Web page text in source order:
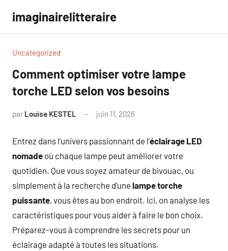
contenu
imaginairelitteraire
Uncategorized
Comment optimiser votre lampe
torche LED selon vos besoins
par Louise KESTEL juin 11, 2026
Entrez dans l’univers passionnant de l’éclairage LED
nomade où chaque lampe peut améliorer votre
quotidien. Que vous soyez amateur de bivouac, ou
simplement à la recherche d’une lampe torche
puissante, vous êtes au bon endroit. Ici, on analyse les
caractéristiques pour vous aider à faire le bon choix.
Préparez-vous à comprendre les secrets pour un
éclairage adapté à toutes les situations.